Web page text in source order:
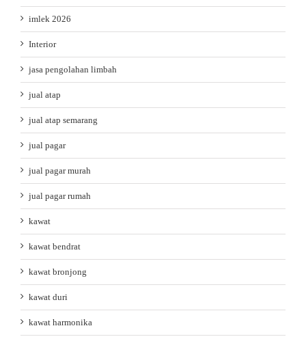
imlek 2026
Interior
jasa pengolahan limbah
jual atap
jual atap semarang
jual pagar
jual pagar murah
jual pagar rumah
kawat
kawat bendrat
kawat bronjong
kawat duri
kawat harmonika